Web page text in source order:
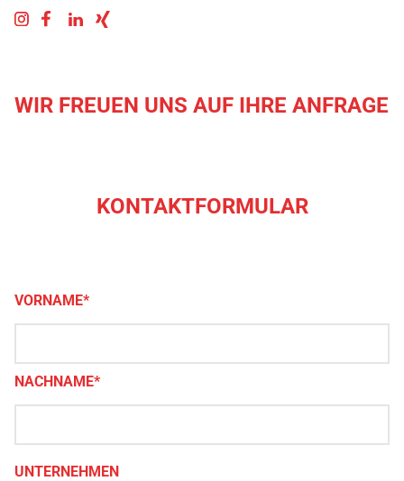
WIR FREUEN UNS AUF IHRE ANFRAGE
KONTAKTFORMULAR
VORNAME*
NACHNAME*
UNTERNEHMEN